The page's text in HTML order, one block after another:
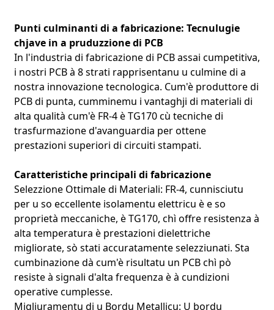
Punti culminanti di a fabricazione: Tecnulugie
chjave in a pruduzzione di PCB
In l'industria di fabricazione di PCB assai cumpetitiva,
i nostri PCB à 8 strati rapprisentanu u culmine di a
nostra innovazione tecnologica. Cum'è produttore di
PCB di punta, cumminemu i vantaghji di materiali di
alta qualità cum'è FR-4 è TG170 cù tecniche di
trasfurmazione d'avanguardia per ottene
prestazioni superiori di circuiti stampati.
Caratteristiche principali di fabricazione
Selezzione Ottimale di Materiali: FR-4, cunnisciutu
per u so eccellente isolamentu elettricu è e so
proprietà meccaniche, è TG170, chì offre resistenza à
alta temperatura è prestazioni dielettriche
migliorate, sò stati accuratamente selezziunati. Sta
cumbinazione dà cum'è risultatu un PCB chì pò
resiste à signali d'alta frequenza è à cundizioni
operative cumplesse.
Migliuramentu di u Bordu Metallicu: U bordu